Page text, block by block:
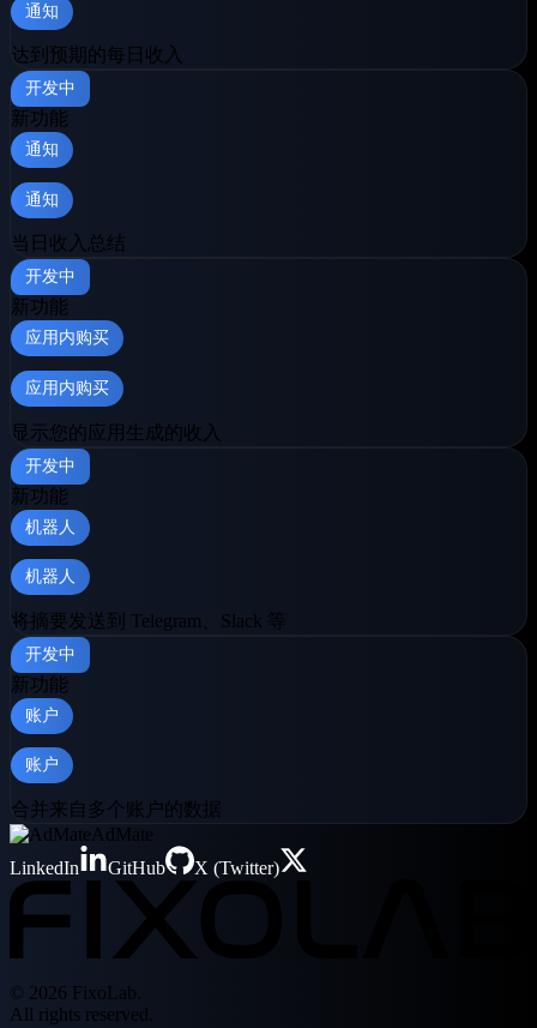
通知
达到预期的每日收入
开发中
新功能
通知
通知
当日收入总结
开发中
新功能
应用内购买
应用内购买
显示您的应用生成的收入
开发中
新功能
机器人
机器人
将摘要发送到 Telegram、Slack 等
开发中
新功能
账户
账户
合并来自多个账户的数据
AdMate
LinkedIn
GitHub X (Twitter)
© 2026 FixoLab.
All rights reserved.